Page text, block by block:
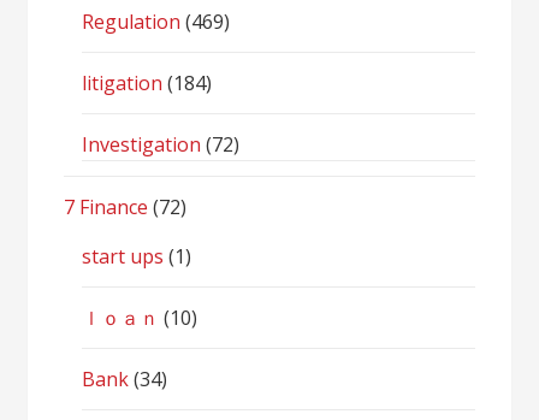
Regulation (469)
litigation (184)
Investigation (72)
7 Finance (72)
start ups (1)
ｌｏａｎ (10)
Bank(34)